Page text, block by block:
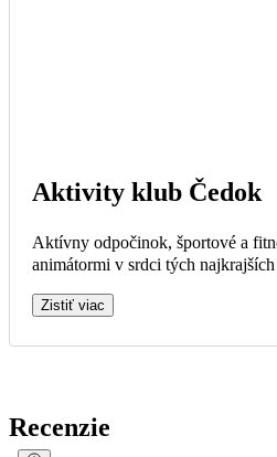
Aktivity klub Čedok
Aktívny odpočinok, športové a
animátormi v srdci tých
Zistiť viac
Recenzie